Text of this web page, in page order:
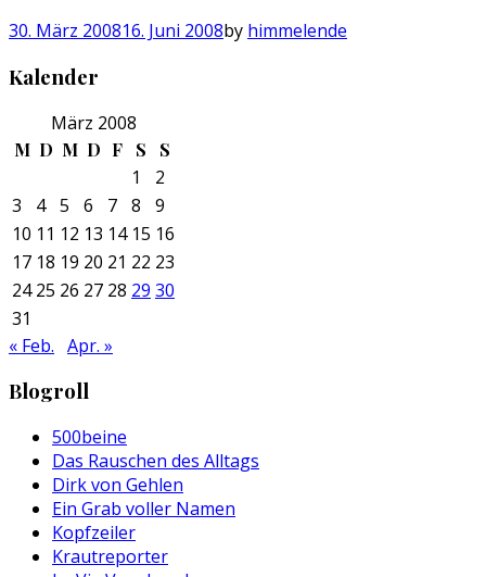
30. März 200816. Juni 2008by himmelende
Kalender
März 2008
M D M D F S S
1
2
3
4 5 6 7 8
9
10 11 12 13 14 15 16
17 18 19 20 21 22 23
24 25 26 27 28 29 30
31
« Feb. Apr. »
Blogroll
500beine
Das Rauschen des Alltags
Dirk von Gehlen
Ein Grab voller Namen
Kopfzeiler
Krautreporter